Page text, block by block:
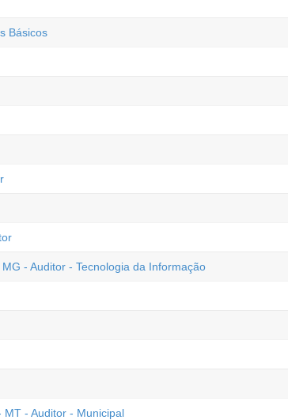
Básicos
- Auditor - Tecnologia da Informação
MT - Auditor - Municipal